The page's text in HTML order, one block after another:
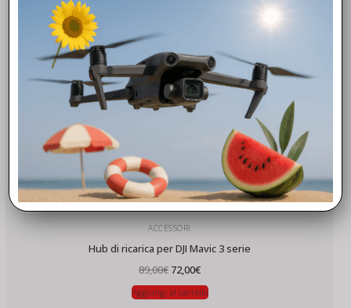
ACCESSORI
Hub di ricarica per DJI Mavic 3 serie
89,00€ Il
prezzo
originale
era:
72,00€Il
attuale
è:
Aggiungi al carrello